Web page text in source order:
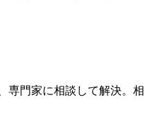
専門家に相談して解決。相